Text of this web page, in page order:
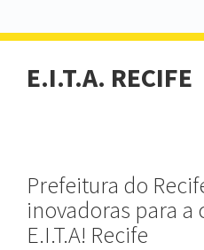
E.I.T.A. RECIFE
Prefeitura do
inovadoras para a
E.I.T.A! Recife